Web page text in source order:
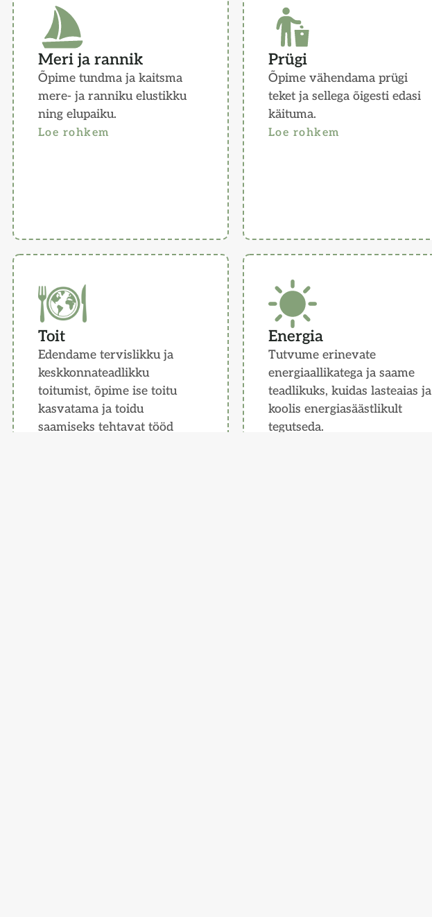
Meri ja rannik
Õpime tundma ja kaitsma
mere- ja ranniku elustikku
ning elupaiku.
Loe rohkem
Prügi
Õpime vähendama prügi
teket ja sellega õigesti edasi
käituma.
Loe rohkem
Toit
Edendame tervislikku ja
keskkonnateadlikku
toitumist, õpime ise toitu
kasvatama ja toidu
saamiseks tehtavat tööd
Energia
Tutvume erinevate
energiaallikatega ja saame
teadlikuks, kuidas lasteaias ja
koolis energiasäästlikult
tegutseda.